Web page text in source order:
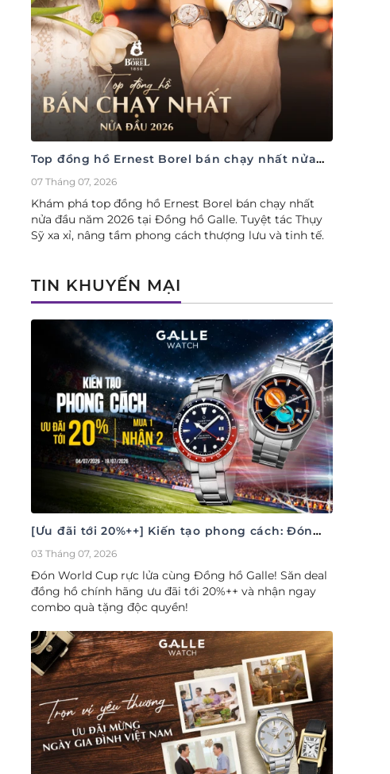
Top đồng hồ Ernest Borel bán chạy nhất nửa
đầu năm 2026
07 Tháng 07, 2026
Khám phá top đồng hồ Ernest Borel bán chạy nhất
nửa đầu năm 2026 tại Đồng hồ Galle. Tuyệt tác Thụy
Sỹ xa xỉ, nâng tầm phong cách thượng lưu và tinh tế.
TIN KHUYẾN MẠI
[Ưu đãi tới 20%++] Kiến tạo phong cách: Đón
cúp săn deal – Siêu ưu đãi đồng hành cùng
World Cup
03 Tháng 07, 2026
Đón World Cup rực lửa cùng Đồng hồ Galle! Săn deal
đồng hồ chính hãng ưu đãi tới 20%++ và nhận ngay
combo quà tặng độc quyền!